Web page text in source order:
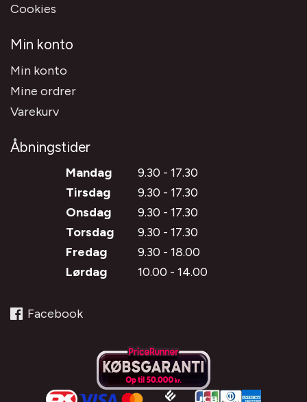
Cookies
Min konto
Min konto
Mine ordrer
Varekurv
Åbningstider
Mandag
9.30 - 17.30
Tirsdag
9.30 - 17.30
Onsdag
9.30 - 17.30
Torsdag
9.30 - 17.30
Fredag
9.30 - 18.00
Lørdag
10.00 - 14.00
Facebook